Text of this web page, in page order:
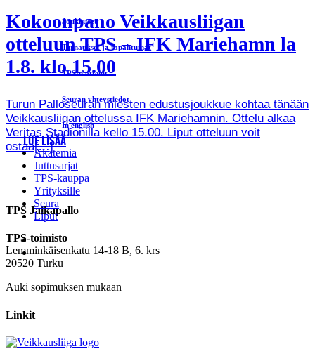
Joukkueet
Turnaukset ja tapahtumat
TPS:n ottelut
Seuran yhteystiedot
In english
Akatemia
Juttusarjat
TPS-kauppa
Yrityksille
Seura
Liput
Kokoonpano Veikkausliigan
otteluun TPS – IFK Mariehamn la
1.8. klo 15.00
Turun Palloseuran miesten edustusjoukkue kohtaa tänään
Veikkausliigan ottelussa IFK Mariehamnin. Ottelu alkaa
Veritas Stadionilla kello 15.00. Liput otteluun voit
ostaa[…]
LUE LISÄÄ
TPS Jalkapallo
TPS-toimisto
Lemminkäisenkatu 14-18 B, 6. krs
20520 Turku
Auki sopimuksen mukaan
Linkit